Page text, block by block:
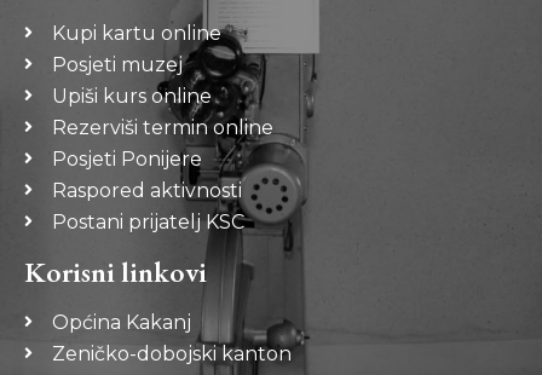
Kupi kartu online
Posjeti muzej
Upiši kurs online
Rezerviši termin online
Posjeti Ponijere
Raspored aktivnosti
Postani prijatelj KSC
Korisni linkovi
Općina Kakanj
Zeničko-dobojski kanton